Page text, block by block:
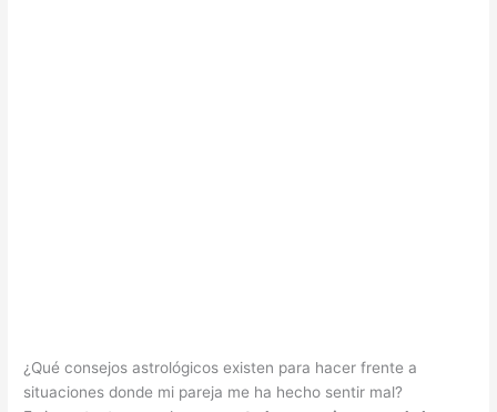
¿Qué consejos astrológicos existen para hacer frente a
situaciones donde mi pareja me ha hecho sentir mal?